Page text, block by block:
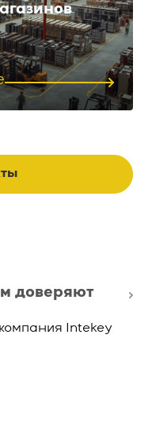
доверяют
Intekey